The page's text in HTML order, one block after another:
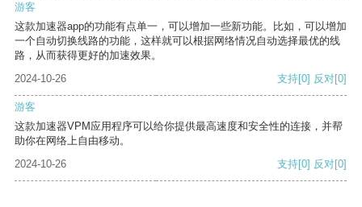
游客
这款加速器app的功能有点单一，可以增加一些新功能。比如，可以增加
一个自动切换线路的功能，这样就可以根据网络情况自动选择最优的线
路，从而获得更好的加速效果。
2024-10-26
支持[0] 反对[0]
游客
这款加速器VPM应用程序可以给你提供最高速度和安全性的连接，并帮
助你在网络上自由移动。
2024-10-26
支持[0] 反对[0]